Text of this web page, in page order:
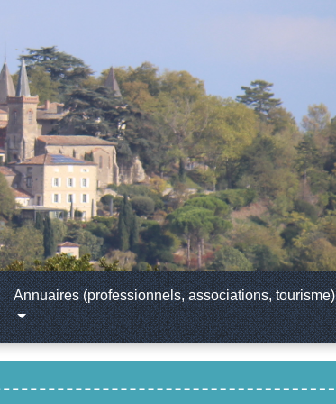
Annuaires (professionnels, associations, tourisme)